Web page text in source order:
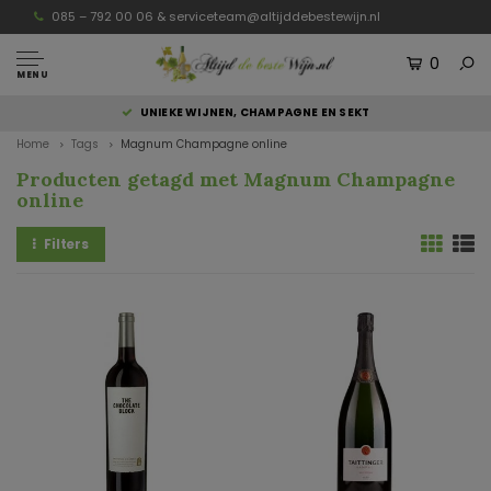
085 – 792 00 06 & serviceteam@altijddebestewijn.nl
MENU
0
UNIEKE WIJNEN, CHAMPAGNE EN SEKT
Home Tags Magnum Champagne online
Producten getagd met Magnum Champagne
online
Filters